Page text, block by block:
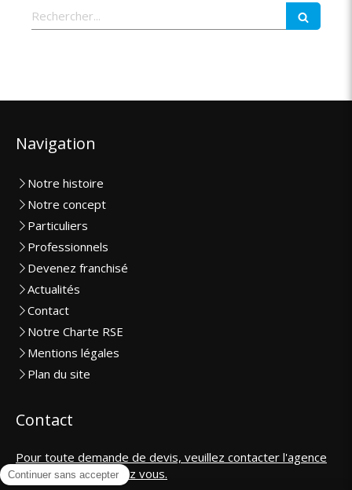
Rechercher
Navigation
Notre histoire
Notre concept
Particuliers
Professionnels
Devenez franchisé
Actualités
Contact
Notre Charte RSE
Mentions légales
Plan du site
Contact
Pour toute demande de devis, veuillez contacter l'agence
la plus proche de chez vous.